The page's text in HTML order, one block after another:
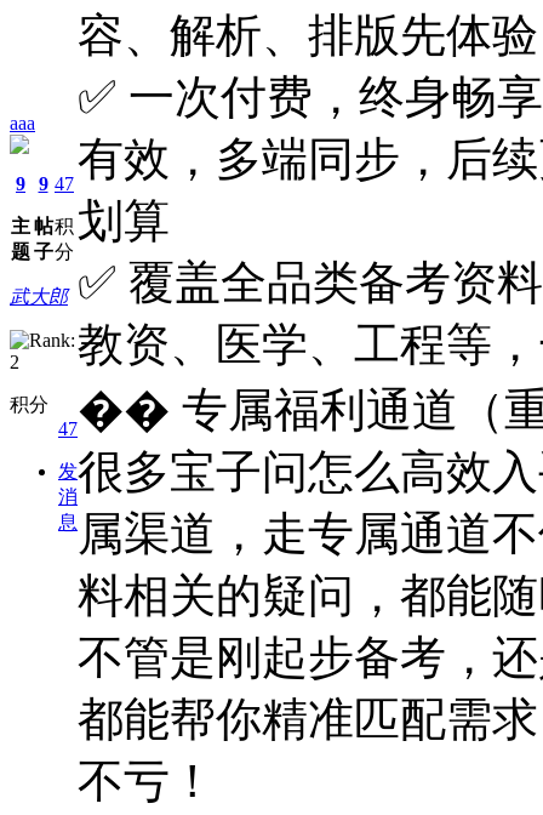
aaa
9
主
题
9
帖
子
47
积
分
武大郎
积分
47
发
消
息
容、解析、排版先体
✅ 一次付费，终身畅
有效，多端同步，后
划算
✅ 覆盖全品类备考资
教资、医学、工程等
�� 专属福利通道（
很多宝子问怎么高效
属渠道，走专属通道
料相关的疑问，都能
不管是刚起步备考，
都能帮你精准匹配需
不亏！